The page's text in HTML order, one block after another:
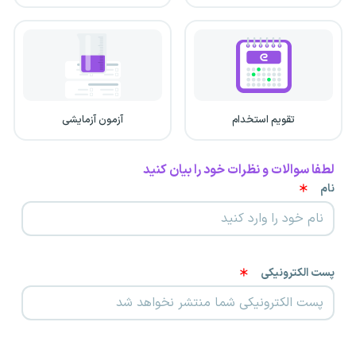
تقویم استخدام آزمون آزمایشی
لطفا سوالات و نظرات خود را بیان کنید
نام
پست الکترونیکی